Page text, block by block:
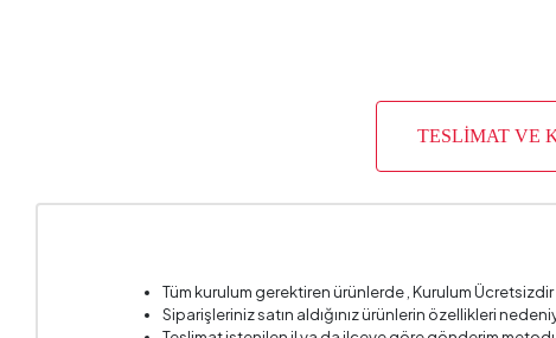
Hacim (m3)
TESLİMAT VE
Tüm kurulum gerektiren ürünlerde , Kurulum Ücretsizdir
Siparişleriniz satın aldığınız ürünlerin özellikleri